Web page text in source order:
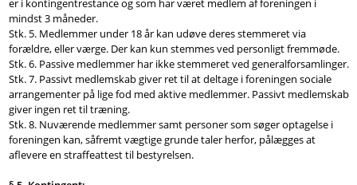
er i kontingentrestance og som har været medlem af foreningen i
mindst 3 måneder.
Stk. 5. Medlemmer under 18 år kan udøve deres stemmeret via
forældre, eller værge. Der kan kun stemmes ved personligt fremmøde.
Stk. 6. Passive medlemmer har ikke stemmeret ved generalforsamlinger.
Stk. 7. Passivt medlemskab giver ret til at deltage i foreningen sociale
arrangementer på lige fod med aktive medlemmer. Passivt medlemskab
giver ingen ret til træning.
Stk. 8. Nuværende medlemmer samt personer som søger optagelse i
foreningen kan, såfremt vægtige grunde taler herfor, pålægges at
aflevere en straffeattest til bestyrelsen.